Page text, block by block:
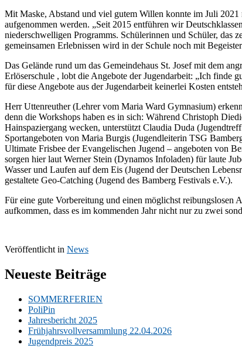
Mit Maske, Abstand und viel gutem Willen konnte im Juli 2021
aufgenommen werden. „Seit 2015 entführen wir
niederschwelligen Programms. Schülerinnen und Schüler, das
gemeinsamen Erlebnissen wird in der Schule noch mit
Das Gelände rund um das Gemeindehaus St. Josef mit dem
Erlöserschule , lobt die Angebote der Jugendarbeit: „Ich finde
für diese Angebote aus der Jugendarbeit keinerlei Kosten
Herr Uttenreuther (Lehrer vom Maria Ward Gymnasium)
denn die Workshops haben es in sich: Während Christoph
Hainspaziergang wecken, unterstützt Claudia Duda
Sportangeboten von Maria Burgis (Jugendleiterin TSG
Ultimate Frisbee der Evangelischen Jugend – angeboten von
sorgen hier laut Werner Stein (Dynamos Infoladen) für laute
Wasser und Laufen auf dem Eis (Jugend der Deutschen
gestaltete Geo-Catching (Jugend des Bamberg Festivals e.V.).
Für eine gute Vorbereitung und einen möglichst reibungslosen
aufkommen, dass es im kommenden Jahr nicht nur zu zwei
Veröffentlicht in News
Neueste Beiträge
SOMMERFERIEN
PoliPin
Jahresbericht 2025
Frühjahrsvollversammlung 22.04.2026
Jugendpreis 2025